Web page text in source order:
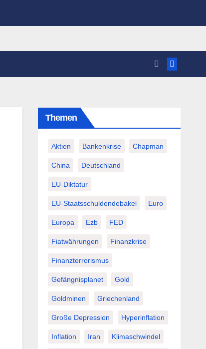
Themen
Aktien Bankenkrise Chapman
China Deutschland
EU-Diktatur
EU-Staatsschuldendebakel Euro
Europa Ezb FED
Fiatwährungen Finanzkrise
Finanzterrorismus
Gefängnisplanet Gold
Goldminen Griechenland
Große Depression Hyperinflation
Inflation Iran Klimaschwindel